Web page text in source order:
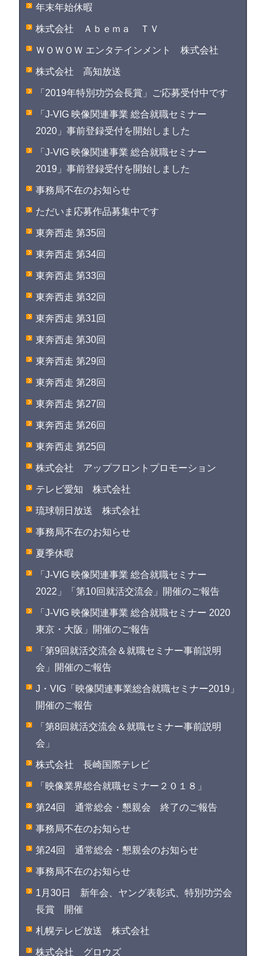
年末年始休暇
株式会社 Ａｂｅｍａ ＴＶ
ＷＯＷＯＷ エンタテインメント 株式会社
株式会社 高知放送
「2019年特別功労会長賞」ご応募受付中です
「J-VIG 映像関連事業 総合就職セミナー
2020」事前登録受付を開始しました
「J-VIG 映像関連事業 総合就職セミナー
2019」事前登録受付を開始しました
事務局不在のお知らせ
ただいま応募作品募集中です
東奔西走 第35回
東奔西走 第34回
東奔西走 第33回
東奔西走 第32回
東奔西走 第31回
東奔西走 第30回
東奔西走 第29回
東奔西走 第28回
東奔西走 第27回
東奔西走 第26回
東奔西走 第25回
株式会社 アップフロントプロモーション
テレビ愛知 株式会社
琉球朝日放送 株式会社
事務局不在のお知らせ
夏季休暇
「J-VIG 映像関連事業 総合就職セミナー
2022」「第10回就活交流会」開催のご報告
「J-VIG 映像関連事業 総合就職セミナー 2020
東京・大阪」開催のご報告
「第9回就活交流会＆就職セミナー事前説明
会」開催のご報告
J・VIG「映像関連事業総合就職セミナー2019」
開催のご報告
「第8回就活交流会＆就職セミナー事前説明
会」
株式会社 長崎国際テレビ
「映像業界総合就職セミナー２０１８」
第24回 通常総会・懇親会 終了のご報告
事務局不在のお知らせ
第24回 通常総会・懇親会のお知らせ
事務局不在のお知らせ
1月30日 新年会、ヤング表彰式、特別功労会
長賞 開催
札幌テレビ放送 株式会社
株式会社 グロウズ